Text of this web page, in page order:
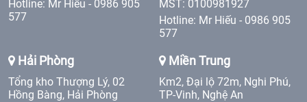
Hotline: Mr Hiếu - 0986 905
577
MST: 0100981927
Hotline: Mr Hiếu - 0986 905
577
Hải Phòng
Tổng kho Thượng Lý, 02
Hồng Bàng, Hải Phòng
Miền Trung
Km2, Đại lộ 72m, Nghi Phú,
TP-Vinh, Nghệ An